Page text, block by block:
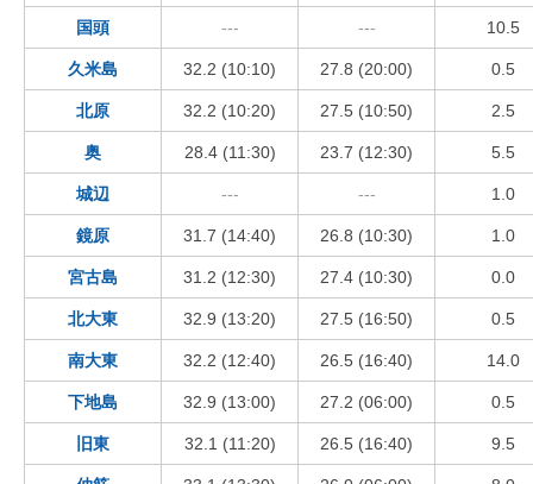
国頭 --- --- 10.5
久米島 32.2 (10:10) 27.8 (20:00) 0.5
北原 32.2 (10:20) 27.5 (10:50) 2.5
奥 28.4 (11:30) 23.7 (12:30) 5.5
城辺 --- --- 1.0
鏡原 31.7 (14:40) 26.8 (10:30) 1.0
宮古島 31.2 (12:30) 27.4 (10:30) 0.0
北大東 32.9 (13:20) 27.5 (16:50) 0.5
南大東 32.2 (12:40) 26.5 (16:40) 14.0
下地島 32.9 (13:00) 27.2 (06:00) 0.5
旧東 32.1 (11:20) 26.5 (16:40) 9.5